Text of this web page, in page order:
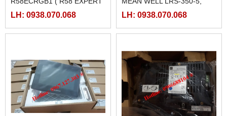
BANNER)
LH: 0938.070.068
LRS-350-12, LRS-350-24,
LH: 0938.070.068